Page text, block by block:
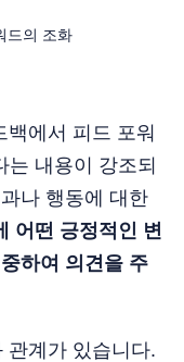
드의 조화
에서 피드 포워
는 내용이 강조되
나 행동에 대한
어떤 긍정적인 변
하여 의견을 주
관계가 있습니다.